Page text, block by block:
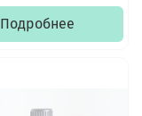
Подробнее